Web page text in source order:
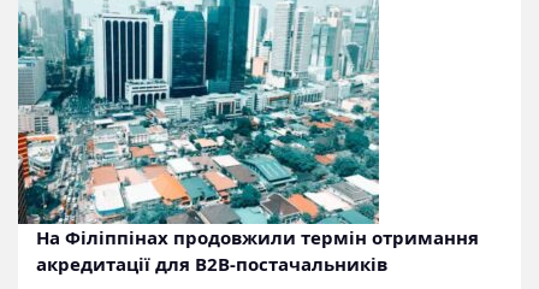
На Філіппінах продовжили термін отримання
акредитації для B2B-постачальників